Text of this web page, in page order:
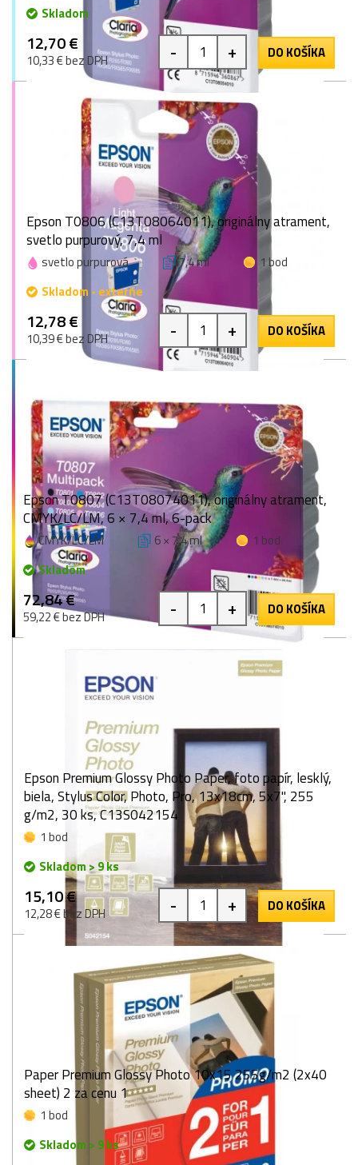
Skladom
12,70 €
10,33 € bez DPH - + DO KOŠÍKA
Epson T0806 (C13T08064011), originálny atrament,
svetlo purpurový, 7,4 ml
svetlo purpurová 7,4 ml
1 bod
Skladom - externe
12,78 €
10,39 € bez DPH - + DO KOŠÍKA
Epson T0807 (C13T08074011), originálny atrament,
CMYK/LC/LM, 6 × 7,4 ml, 6-pack
CMYK/LC/LM 6 × 7,4 ml
1 bod
Skladom
72,84 €
59,22 € bez DPH - + DO KOŠÍKA
Epson Premium Glossy Photo Paper, foto papír, lesklý,
biela, Stylus Color, Photo, Pro, 13x18cm, 5x7", 255
g/m2, 30 ks, C13S042154
1 bod
Skladom > 9 ks
15,10 €
12,28 € bez DPH - + DO KOŠÍKA
Paper Premium Glossy Photo 10x15 255g/m2 (2x40
sheet) 2 za cenu 1
1 bod
Skladom > 9 ks